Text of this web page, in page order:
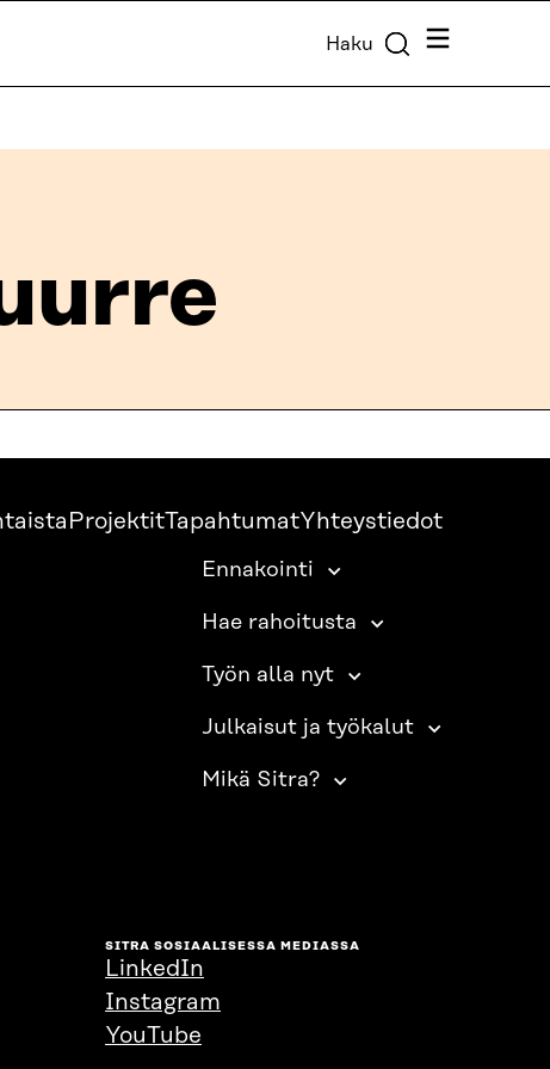
Haku Valikko
ProjektitTapahtumatYhteystiedot
Ennakointi
Hae rahoitusta
Työn alla nyt
Julkaisut ja työkalut
Mikä Sitra?
SITRA SOSIAALISESSA MEDIASSA
LinkedIn
Instagram
YouTube